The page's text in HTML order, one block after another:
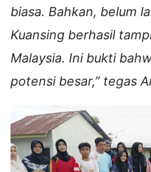
biasa. Bahkan, belum
Kuansing berhasil
Malaysia. Ini bukti
potensi besar,” tegas